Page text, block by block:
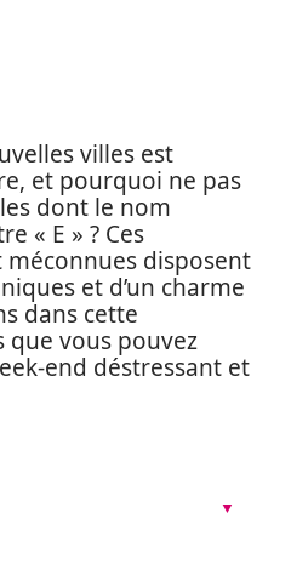
villes est
et pourquoi ne pas
dont le nom
« E » ? Ces
disposent
et d’un charme
dans cette
que vous pouvez
end déstressant et